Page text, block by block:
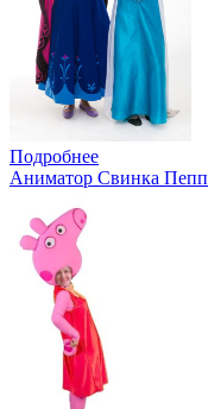
Подробнее
Аниматор Свинка